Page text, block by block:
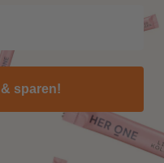
sparen!